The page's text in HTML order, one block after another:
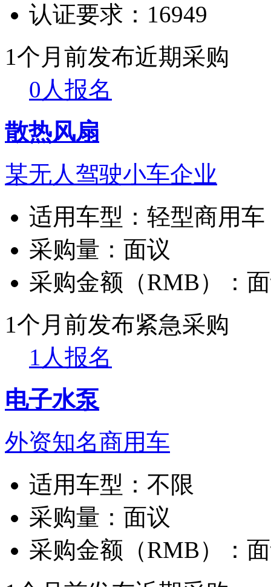
认证要求： 16949
1个月前发布近期采购
0人报名
散热风扇
某无人驾驶小车企业
适用车型： 轻型商用车
采购量： 面议
采购金额（RMB）：
1个月前发布紧急采购
1人报名
电子水泵
外资知名商用车
适用车型： 不限
采购量： 面议
采购金额（RMB）：